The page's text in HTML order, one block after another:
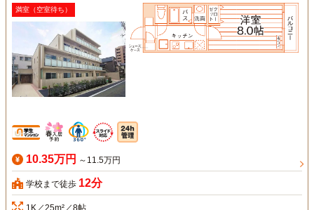
満室（空室待ち）
10.35万円 ～11.5万円
学校まで徒歩 12分
1K／25m²／8帖